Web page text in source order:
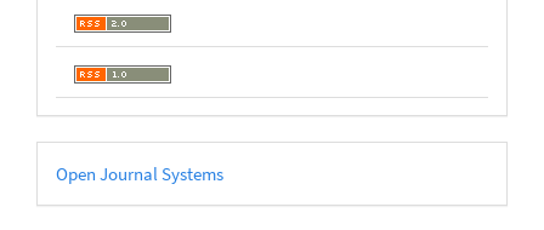
Desenvolvido
por
Open Journal Systems